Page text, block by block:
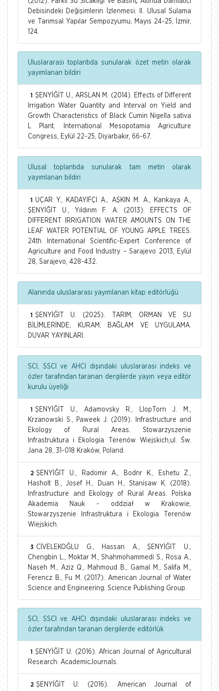
Debisindeki Değişimlerin İzlenmesi. II. Ulusal Sulama
ve Tarımsal Yapılar Sempozyumu, Mayıs 24-25, İzmir,
124.
Uluslararası toplantıda sunularak özet metin olarak
yayımlanan bildiri
1
ŞENYİĞİT U., ARSLAN M. (2014). Effects of Different
Irrigation Water Quantity and Interval on Yield and
Growth Characteristics of Black Cumin Nigella sativa
L Plant. International Mesopotamia Agriculture
Congress, Eylül 22-25, Diyarbakır, 66-67.
Ulusal toplantıda sunularak tam metin olarak
yayımlanan bildiri
1
UÇAR Y., KADAYIFÇI A., AŞKIN M. A., Kankaya A.,
ŞENYİĞİT U., Yıldırım F. A. (2013). EFFECTS OF
DIFFERENT IRRIGATION WATER AMOUNTS ON THE
LEAF WATER POTENTIAL OF YOUNG APPLE TREES.
24th International Scientific-Expert Conference of
Agriculture and Food Industry – Sarajevo 2013, Eylül
28, Sarajevo, 428-432.
Alanında uluslararası yayımlanan kitap editörlüğü
1
ŞENYİĞİT U. (2025). TARIM, ORMAN VE SU
BİLİMLERİNDE, KURAM, BAĞLAM VE UYGULAMA.
DUVAR YAYINLARI.
SCI, SSCI ve AHCI dışındaki uluslararası indeks ve
özler tarafından taranan dergilerde yayın veya editör
kurulu üyeliği
1
ŞENYİĞİT U., Adamovsky R., LlopTorn J. M.,
Krzanowski S., Paweek J. (2019). Infrastructure and
Ekology of Rural Areas. Stowarzyszenie
Infrastruktura i Ekologia Terenów Wiejskich,ul. Św.
Jana 28, 31-018 Kraków, Poland.
2 ŞENYİĞİT U., Radomir A., Bodnr K., Eshetu Z.,
Hasholt B., Josef H., Duan H., Stanisaw K. (2018).
Infrastructure and Ekology of Rural Areas. Polska
Akademia Nauk - oddział w Krakowie,
Stowarzyszenie Infrastruktura i Ekologia Terenów
Wiejskich.
3 CİVELEKOĞLU G., Hassan A., ŞENYİĞİT U.,
Chengbin L., Moktar M., Shahmohammedi S., Rosa A.,
Naseh M., Aziz Q., Mahmoud B., Gamal M., Salifa M.,
Ferencz B., Fu M. (2017). American Journal of Water
Science and Engineering. Science Publishing Group.
SCI, SSCI ve AHCI dışındaki uluslararası indeks ve
özler tarafından taranan dergilerde editörlük
1
ŞENYİĞİT U. (2016). African Journal of Agricultural
Research. AcademicJournals.
2 ŞENYİĞİT U. (2016). American Journal of